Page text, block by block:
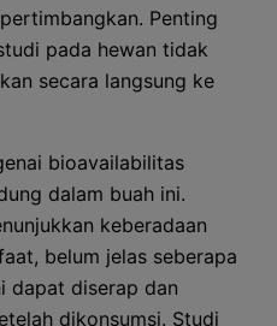
Penting
pada hewan tidak
secara langsung ke
bioavailabilitas
dalam buah ini.
keberadaan
belum jelas seberapa
dapat diserap dan
dikonsumsi. Studi